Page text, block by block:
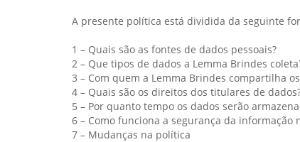
A presente política está dividida da seguinte
1 – Quais são as fontes de dados pessoais?
2 – Que tipos de dados a Lemma Brindes
3 – Com quem a Lemma Brindes compartilha
4 – Quais são os direitos dos titulares de
5 – Por quanto tempo os dados serão
6 – Como funciona a segurança da informação
7 – Mudanças na política